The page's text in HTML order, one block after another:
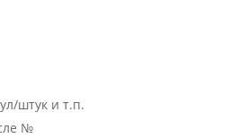
штук и т.п.
№